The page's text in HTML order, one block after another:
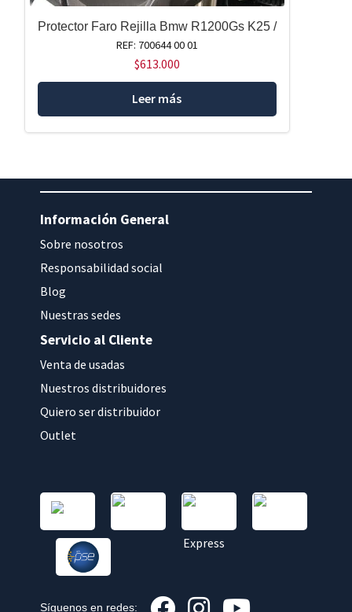
Protector Faro Rejilla Bmw R1200Gs K25 /
REF: 700644 00 01
$613.000
Leer más
Información General
Sobre nosotros
Responsabilidad social
Blog
Nuestras sedes
Servicio al Cliente
Venta de usadas
Nuestros distribuidores
Quiero ser distribuidor
Outlet
Síguenos en redes: